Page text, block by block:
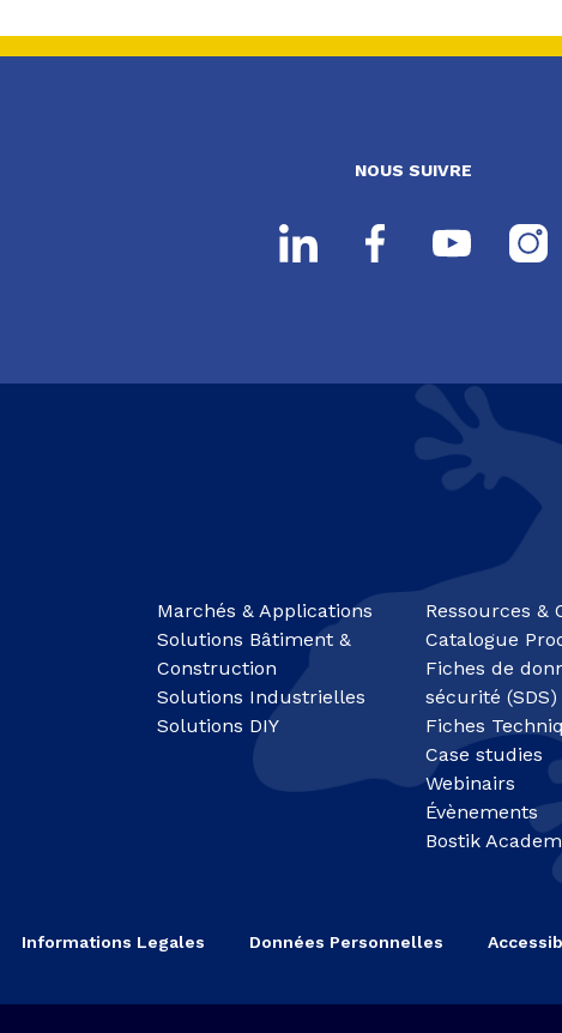
NOUS SUIVRE
Marchés & Applications
Solutions Bâtiment &
Construction
Solutions Industrielles
Solutions DIY
Ressources &
Catalogue
Fiches de
sécurité (SDS)
Fiches
Case studies
Webinairs
Évènements
Bostik
Informations Legales Données Personnelles